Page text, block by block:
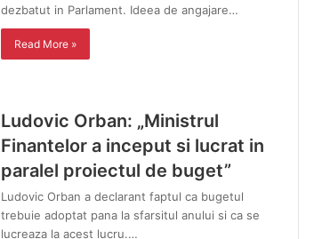
dezbatut in Parlament. Ideea de angajare…
Read More »
Ludovic Orban: „Ministrul
Finantelor a inceput si lucrat in
paralel proiectul de buget”
Ludovic Orban a declarant faptul ca bugetul
trebuie adoptat pana la sfarsitul anului si ca se
lucreaza la acest lucru.…